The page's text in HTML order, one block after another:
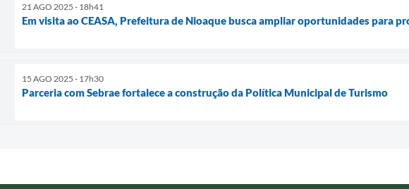
21 AGO 2025 - 18h41
Em visita ao CEASA, Prefeitura de Nioaque busca ampliar oportunidades para
15 AGO 2025 - 17h30
Parceria com Sebrae fortalece a construção da Política Municipal de Turismo